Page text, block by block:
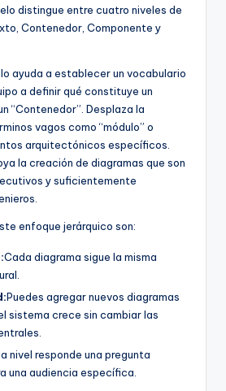
distingue entre cuatro niveles de
Contenedor, Componente y
ayuda a establecer un vocabulario
a definir qué constituye un
“Contenedor”. Desplaza la
vagos como “módulo” o
arquitectónicos específicos.
la creación de diagramas que son
y suficientemente
enfoque jerárquico son:
Cada diagrama sigue la misma
Puedes agregar nuevos diagramas
sistema crece sin cambiar las
nivel responde una pregunta
una audiencia específica.